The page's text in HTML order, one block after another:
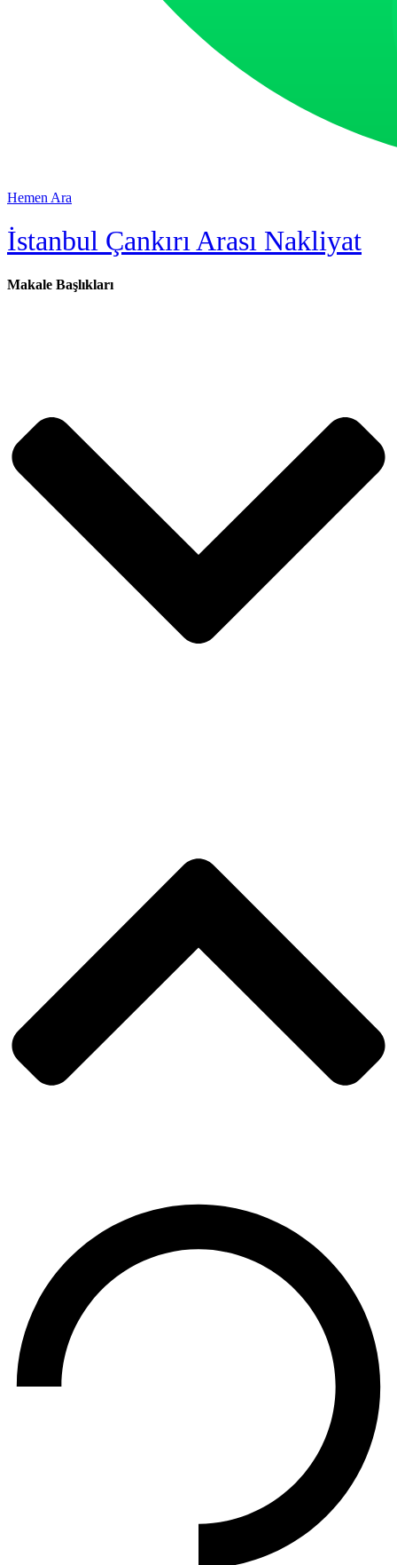
Hemen Ara
İstanbul Çankırı Arası Nakliyat
Makale Başlıkları